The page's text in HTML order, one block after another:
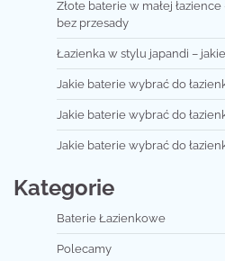
Złote baterie w małej
bez przesady
Łazienka w stylu japandi –
Jakie baterie wybrać do
Jakie baterie wybrać do
Jakie baterie wybrać do
Kategorie
Baterie Łazienkowe
Polecamy